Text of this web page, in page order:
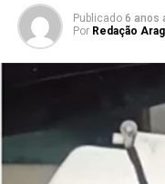
Publicado 6 anos
Por Redação